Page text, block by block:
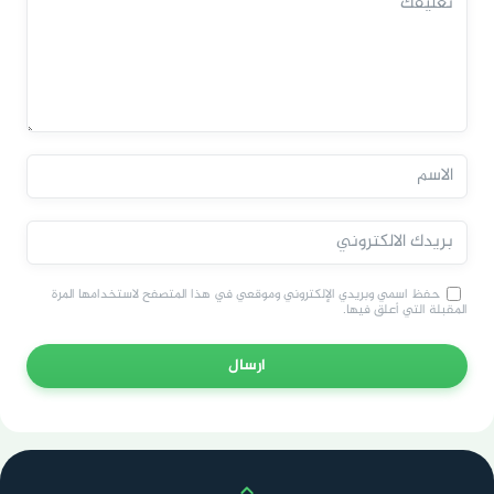
حفظ اسمي وبريدي الإلكتروني وموقعي في هذا المتصفح لاستخدامها المرة
المقبلة التي أعلق فيها.
ارسال
Scroll up